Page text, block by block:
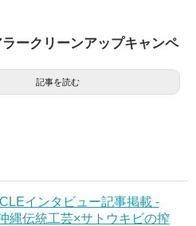
ラークリーンアップキャンペ
記事を読む
インタビュー記事掲載 -
縄伝統工芸×サトウキビの搾